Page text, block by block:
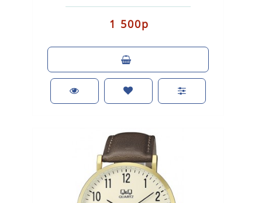
серебристым покрытием. Кожан..
1 500р